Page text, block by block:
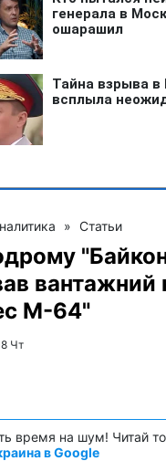
» Статьи
вантажний
М-64"
Чт
время на шум! Читай
в Google